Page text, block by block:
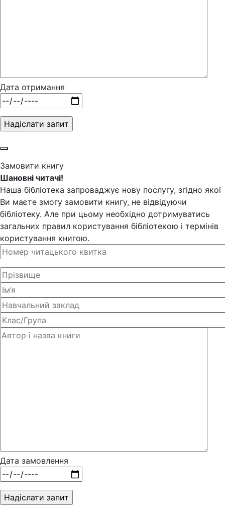
Дата отримання
Замовити книгу
Шановні читачі!
Наша бібліотека запроваджує нову послугу, згідно якої
Ви маєте змогу замовити книгу, не відвідуючи
бібліотеку. Але при цьому необхідно дотримуватись
загальних правил користування бібліотекою і термінів
користування книгою.
Дата замовлення